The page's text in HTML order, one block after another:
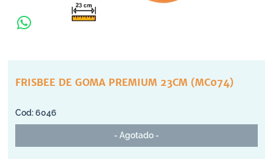
FRISBEE DE GOMA PREMIUM 23CM (MC074)
6046
- Agotado -